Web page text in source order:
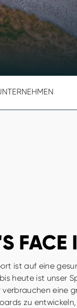
FACE
ist auf eine
heute ist unser
verbrauchen eine
zu